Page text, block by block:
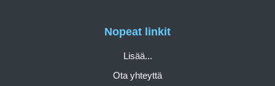
Nopeat linkit
Lisää...
Ota yhteyttä